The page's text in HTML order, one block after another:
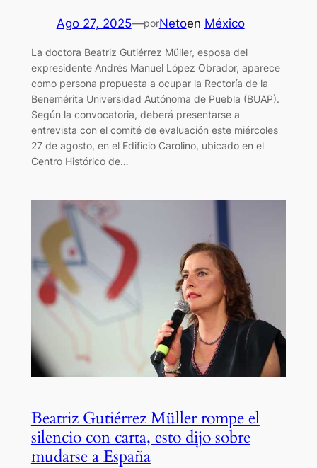
Ago 27, 2025—porNetoen México
La doctora Beatriz Gutiérrez Müller, esposa del
expresidente Andrés Manuel López Obrador, aparece
como persona propuesta a ocupar la Rectoría de la
Benemérita Universidad Autónoma de Puebla (BUAP).
Según la convocatoria, deberá presentarse a
entrevista con el comité de evaluación este miércoles
27 de agosto, en el Edificio Carolino, ubicado en el
Centro Histórico de…
Beatriz Gutiérrez Müller rompe el
silencio con carta, esto dijo sobre
mudarse a España